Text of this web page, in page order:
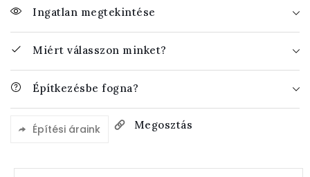
Ingatlan megtekintése
Miért válasszon minket?
Építkezésbe fogna?
Építési áraink Megosztás